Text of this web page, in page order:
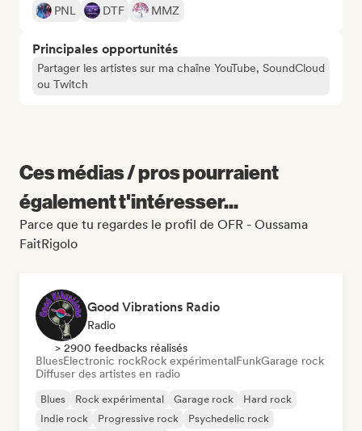
PNL DTF MMZ
Principales opportunités
Partager les artistes sur ma chaîne YouTube, SoundCloud
ou Twitch
Ces médias / pros pourraient
également t'intéresser...
Parce que tu regardes le profil de OFR - Oussama
FaitRigolo
Good Vibrations Radio
Radio
> 2900 feedbacks réalisés
BluesElectronic rockRock expérimentalFunkGarage rock
Diffuser des artistes en radio
Blues Rock expérimental Garage rock
Hard rock
Indie rock
Progressive rock
Psychedelic rock